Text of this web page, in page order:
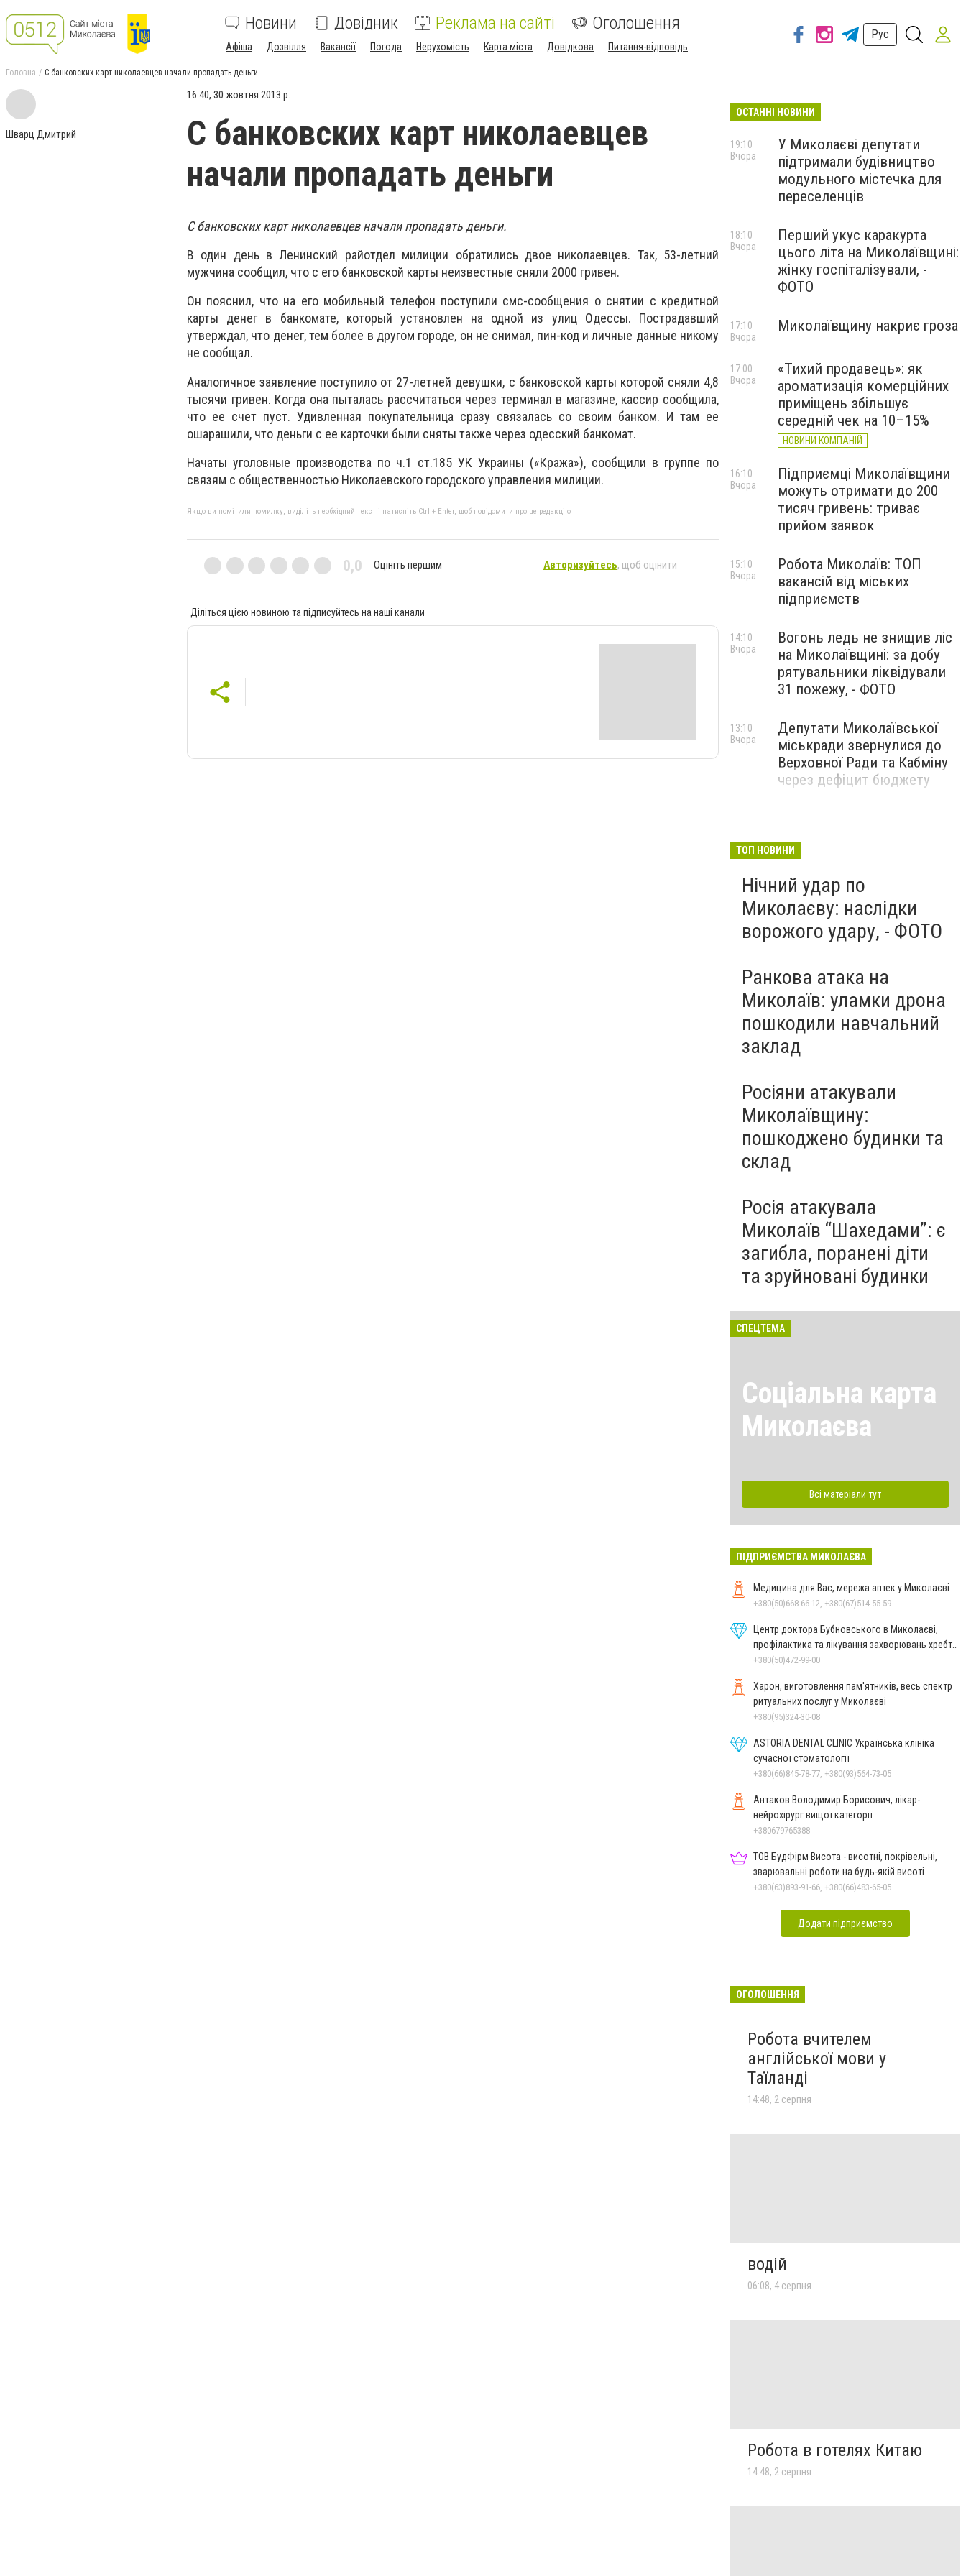
Новини Довідник Реклама на сайті Оголошення
Афіша Дозвілля Вакансії Погода Нерухомість Карта міста Довідкова Питання-відповідь
Рус
Головна С банковских карт николаевцев начали пропадать деньги
Шварц Дмитрий
16:40, 30 жовтня 2013 р.
С банковских карт николаевцев
начали пропадать деньги
С банковских карт николаевцев начали пропадать деньги.
В один день в Ленинский райотдел милиции обратились двое николаевцев. Так, 53-летний
мужчина сообщил, что с его банковской карты неизвестные сняли 2000 гривен.
Он пояснил, что на его мобильный телефон поступили смс-сообщения о снятии с кредитной
карты денег в банкомате, который установлен на одной из улиц Одессы. Пострадавший
утверждал, что денег, тем более в другом городе, он не снимал, пин-код и личные данные никому
не сообщал.
Аналогичное заявление поступило от 27-летней девушки, с банковской карты которой сняли 4,8
тысячи гривен. Когда она пыталась рассчитаться через терминал в магазине, кассир сообщила,
что ее счет пуст. Удивленная покупательница сразу связалась со своим банком. И там ее
ошарашили, что деньги с ее карточки были сняты также через одесский банкомат.
Начаты уголовные производства по ч.1 ст.185 УК Украины («Кража»), сообщили в группе по
связям с общественностью Николаевского городского управления милиции.
Якщо ви помітили помилку, виділіть необхідний текст і натисніть Ctrl + Enter, щоб повідомити про це редакцію
0,0 Оцініть першим Авторизуйтесь, щоб оцінити
Діліться цією новиною та підписуйтесь на наші канали
ОСТАННІ НОВИНИ
У Миколаєві депутати
підтримали будівництво
модульного містечка для
переселенців
19:10
Вчора
Перший укус каракурта
цього літа на Миколаївщині:
жінку госпіталізували, -
ФОТО
18:10
Вчора
Миколаївщину накриє гроза
17:10
Вчора
«Тихий продавець»: як
ароматизація комерційних
приміщень збільшує
середній чек на 10–15%
НОВИНИ КОМПАНІЙ
17:00
Вчора
Підприємці Миколаївщини
можуть отримати до 200
тисяч гривень: триває
прийом заявок
16:10
Вчора
Робота Миколаїв: ТОП
вакансій від міських
підприємств
15:10
Вчора
Вогонь ледь не знищив ліс
на Миколаївщині: за добу
рятувальники ліквідували
31 пожежу, - ФОТО
14:10
Вчора
Депутати Миколаївської
міськради звернулися до
Верховної Ради та Кабміну
через дефіцит бюджету
13:10
Вчора
ТОП НОВИНИ
Нічний удар по
Миколаєву: наслідки
ворожого удару, - ФОТО
Ранкова атака на
Миколаїв: уламки дрона
пошкодили навчальний
заклад
Росіяни атакували
Миколаївщину:
пошкоджено будинки та
склад
Росія атакувала
Миколаїв “Шахедами”: є
загибла, поранені діти
та зруйновані будинки
СПЕЦТЕМА
Соціальна карта
Миколаєва
Всі матеріали тут
ПІДПРИЄМСТВА МИКОЛАЄВА
Медицина для Вас, мережа аптек у Миколаєві
+380(50)668-66-12, +380(67)514-55-59
Центр доктора Бубновського в Миколаєві,
профілактика та лікування захворювань хребта
і суглобів
+380(50)472-99-00
Харон, виготовлення пам'ятників, весь спектр
ритуальних послуг у Миколаєві
+380(95)324-30-08
ASTORIA DENTAL CLINIC Українська клініка
сучасної стоматології
+380(66)845-78-77, +380(93)564-73-05
Антаков Володимир Борисович, лікар-
нейрохірург вищої категорії
+380679765388
ТОВ БудФірм Висота - висотні, покрівельні,
зварювальні роботи на будь-якій висоті
+380(63)893-91-66, +380(66)483-65-05
Додати підприємство
ОГОЛОШЕННЯ
Робота вчителем
англійської мови у
Таїланді
14:48, 2 серпня
водій
06:08, 4 серпня
Робота в готелях Китаю
14:48, 2 серпня